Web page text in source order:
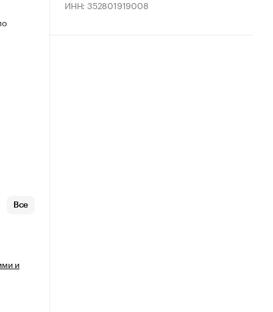
Все
и
ИНН: 352801919008